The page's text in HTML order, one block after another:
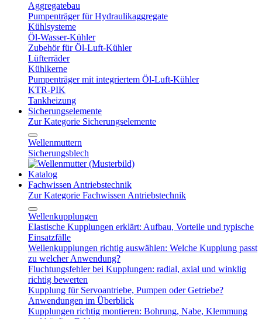
Aggregatebau
Pumpenträger für Hydraulikaggregate
Kühlsysteme
Öl-Wasser-Kühler
Zubehör für Öl-Luft-Kühler
Lüfterräder
Kühlkerne
Pumpenträger mit integriertem Öl-Luft-Kühler
KTR-PIK
Tankheizung
Sicherungselemente
Zur Kategorie Sicherungselemente
Wellenmuttern
Sicherungsblech
Katalog
Fachwissen Antriebstechnik
Zur Kategorie Fachwissen Antriebstechnik
Wellenkupplungen
Elastische Kupplungen erklärt: Aufbau, Vorteile und typische
Einsatzfälle
Wellenkupplungen richtig auswählen: Welche Kupplung passt
zu welcher Anwendung?
Fluchtungsfehler bei Kupplungen: radial, axial und winklig
richtig bewerten
Kupplung für Servoantriebe, Pumpen oder Getriebe?
Anwendungen im Überblick
Kupplungen richtig montieren: Bohrung, Nabe, Klemmung